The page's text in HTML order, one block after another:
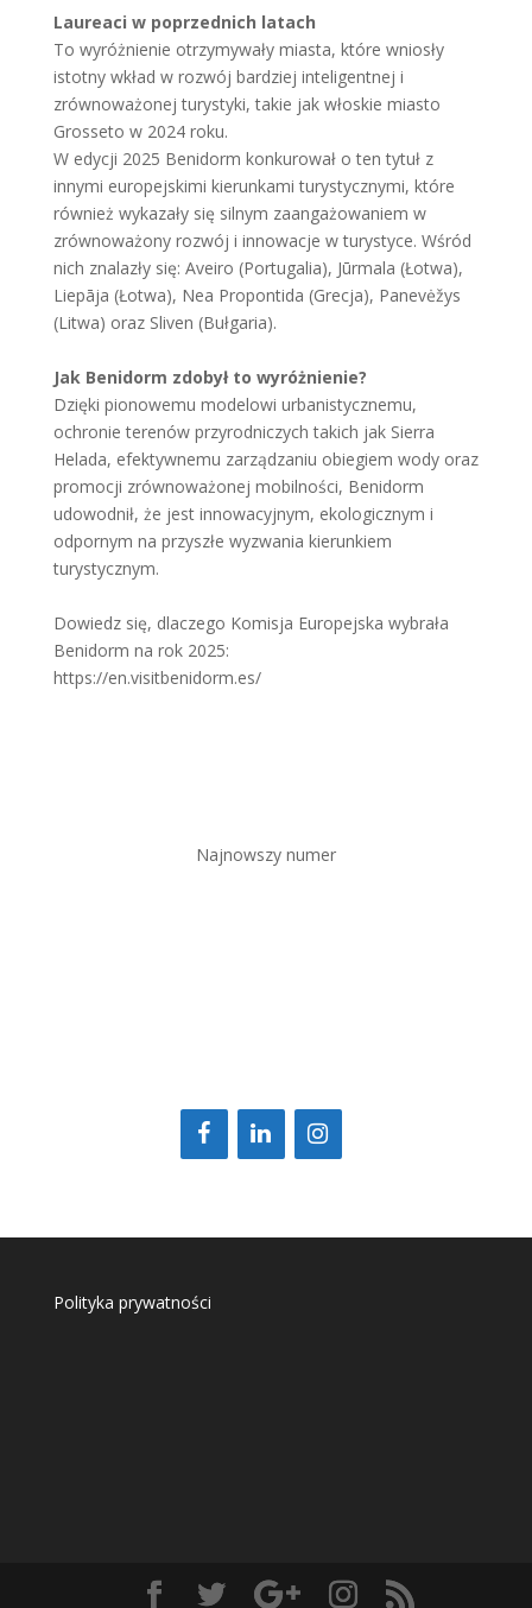
Laureaci w poprzednich latach
To wyróżnienie otrzymywały miasta, które wniosły
istotny wkład w rozwój bardziej inteligentnej i
zrównoważonej turystyki, takie jak włoskie miasto
Grosseto w 2024 roku.
W edycji 2025 Benidorm konkurował o ten tytuł z
innymi europejskimi kierunkami turystycznymi, które
również wykazały się silnym zaangażowaniem w
zrównoważony rozwój i innowacje w turystyce. Wśród
nich znalazły się: Aveiro (Portugalia), Jūrmala (Łotwa),
Liepāja (Łotwa), Nea Propontida (Grecja), Panevėžys
(Litwa) oraz Sliven (Bułgaria).
Jak Benidorm zdobył to wyróżnienie?
Dzięki pionowemu modelowi urbanistycznemu,
ochronie terenów przyrodniczych takich jak Sierra
Helada, efektywnemu zarządzaniu obiegiem wody oraz
promocji zrównoważonej mobilności, Benidorm
udowodnił, że jest innowacyjnym, ekologicznym i
odpornym na przyszłe wyzwania kierunkiem
turystycznym.
Dowiedz się, dlaczego Komisja Europejska wybrała
Benidorm na rok 2025:
https://en.visitbenidorm.es/
Najnowszy numer
Polityka prywatności